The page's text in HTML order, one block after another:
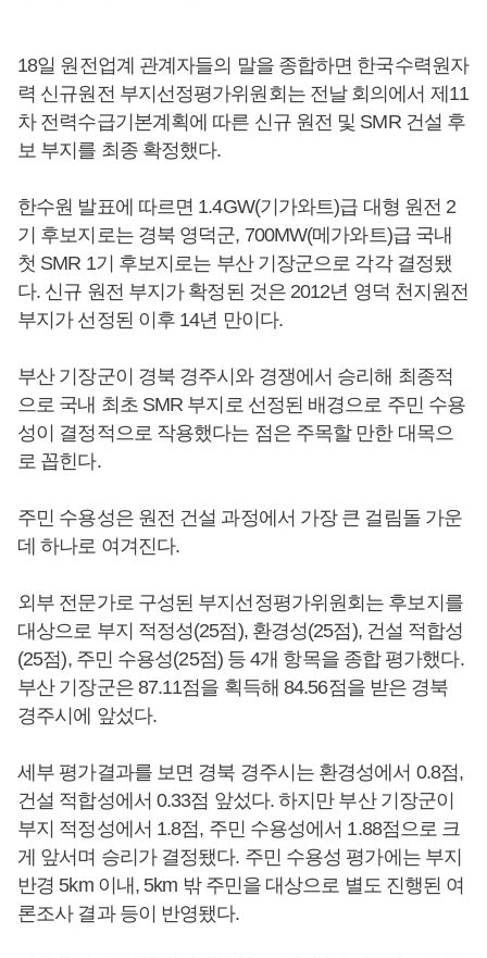
18일 원전업계 관계자들의 말을 종합하면 한국수력원자
력 신규원전 부지선정평가위원회는 전날 회의에서 제11
차 전력수급기본계획에 따른 신규 원전 및 SMR 건설 후
보 부지를 최종 확정했다.
한수원 발표에 따르면 1.4GW(기가와트)급 대형 원전 2
기 후보지로는 경북 영덕군, 700MW(메가와트)급 국내
첫 SMR 1기 후보지로는 부산 기장군으로 각각 결정됐
다. 신규 원전 부지가 확정된 것은 2012년 영덕 천지원전
부지가 선정된 이후 14년 만이다.
부산 기장군이 경북 경주시와 경쟁에서 승리해 최종적
으로 국내 최초 SMR 부지로 선정된 배경으로 주민 수용
성이 결정적으로 작용했다는 점은 주목할 만한 대목으
로 꼽힌다.
주민 수용성은 원전 건설 과정에서 가장 큰 걸림돌 가운
데 하나로 여겨진다.
외부 전문가로 구성된 부지선정평가위원회는 후보지를
대상으로 부지 적정성(25점), 환경성(25점), 건설 적합성
(25점), 주민 수용성(25점) 등 4개 항목을 종합 평가했다.
부산 기장군은 87.11점을 획득해 84.56점을 받은 경북
경주시에 앞섰다.
세부 평가결과를 보면 경북 경주시는 환경성에서 0.8점,
건설 적합성에서 0.33점 앞섰다. 하지만 부산 기장군이
부지 적정성에서 1.8점, 주민 수용성에서 1.88점으로 크
게 앞서며 승리가 결정됐다. 주민 수용성 평가에는 부지
반경 5km 이내, 5km 밖 주민을 대상으로 별도 진행된 여
론조사 결과 등이 반영됐다.